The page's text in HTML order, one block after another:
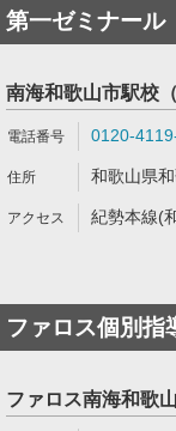
第一ゼミナール
南海和歌山市駅校
0120-
和歌山県
紀勢本線(
ファロス個別指
ファロス南海和歌